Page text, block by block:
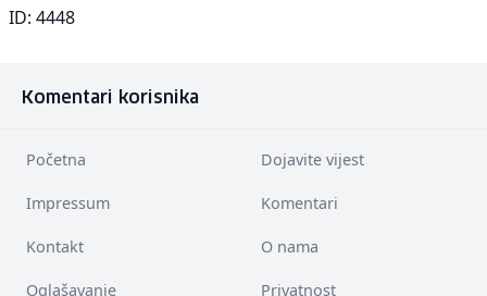
ID: 4448
Komentari korisnika
Početna Dojavite vijest
Impressum Komentari
Kontakt O nama
Oglašavanje Privatnost